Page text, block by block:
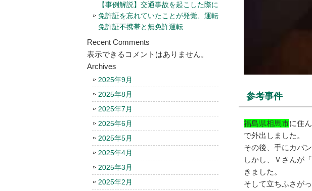
参考事件
福島県相馬市に住
で外出しました。
その後、手にカバ
しかし、Ｖさんが「
きました。
そして立ちふさが
【事例解説】交通事故を起こした際に
免許証を忘れていたことが発覚、運転
免許証不携帯と無免許運転
Recent Comments
表示できるコメントはありません。
Archives
2025年9月
2025年8月
2025年7月
2025年6月
2025年5月
2025年4月
2025年3月
2025年2月